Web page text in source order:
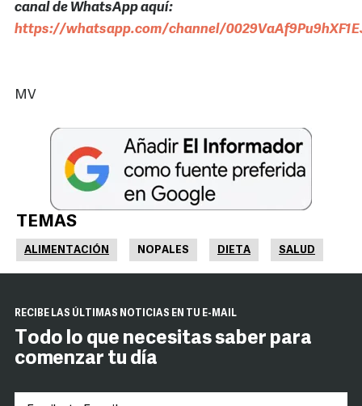
canal de WhatsApp aquí:
https://whatsapp.com/channel/
MV
TEMAS
ALIMENTACIÓN NOPALES DIETA SALUD
RECIBE LAS ÚLTIMAS NOTICIAS EN TU E-MAIL
Todo lo que necesitas saber para
comenzar tu día